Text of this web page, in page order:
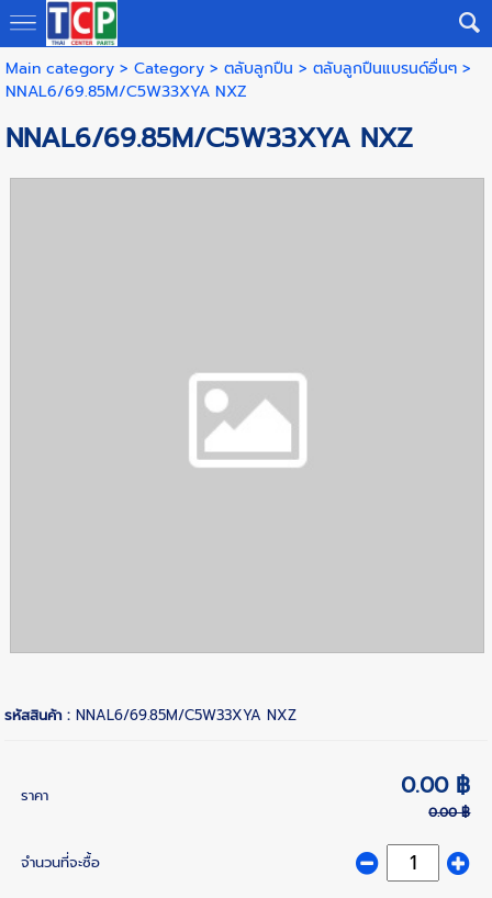
Main category> Category> ตลับลูกปืน > ตลับลูกปืนแบรนด์อื่นๆ>
NNAL6/69.85M/C5W33XYA NXZ
NNAL6/69.85M/C5W33XYA NXZ
รหัสสินค้า :NNAL6/69.85M/C5W33XYA NXZ
ราคา 0.00 ฿
0.00 ฿
จำนวนที่จะซื้อ